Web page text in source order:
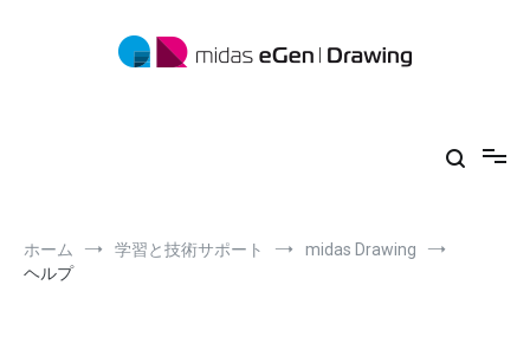
ホーム 学習と技術サポート
midas Drawing
ヘルプ